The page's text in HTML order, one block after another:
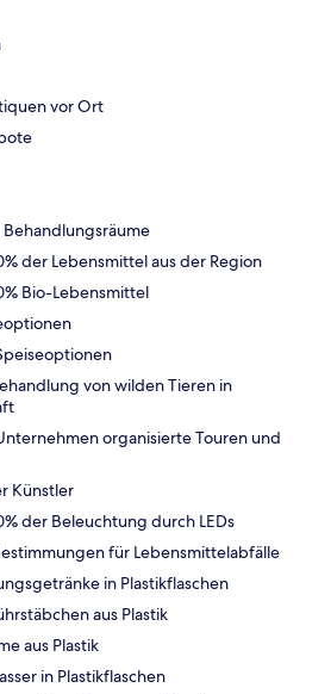
vor Ort
der Lebensmittel aus der Region
Bio-Lebensmittel
von wilden Tieren in
organisierte Touren und
Künstler
der Beleuchtung durch LEDs
für Lebensmittelabfälle
in Plastikflaschen
aus Plastik
aus Plastik
in Plastikflaschen